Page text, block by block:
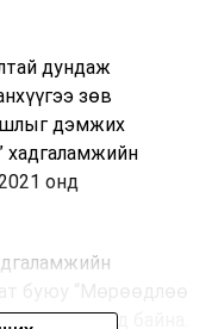
дундаж
зөв
дэмжих
хадгаламжийн
онд
зарлаад байна.